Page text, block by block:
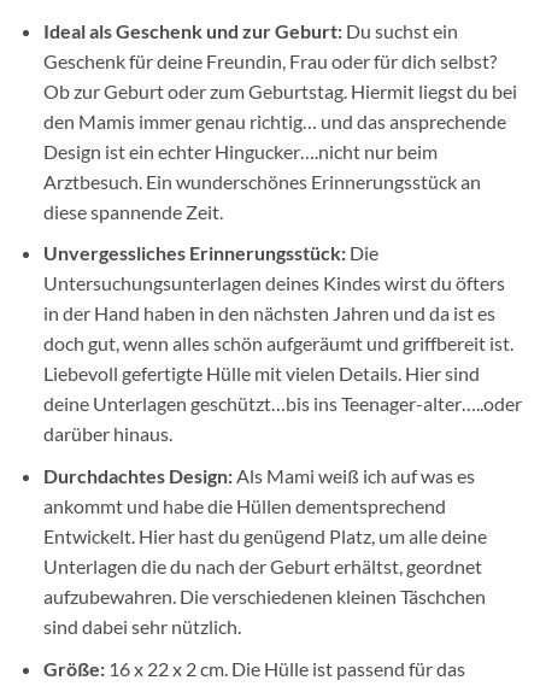
Ideal als Geschenk und zur Geburt:Du suchst ein
Geschenk für deine Freundin, Frau oder für dich selbst?
Ob zur Geburt oder zum Geburtstag. Hiermit liegst du bei
den Mamis immer genau richtig… und das ansprechende
Design ist ein echter Hingucker….nicht nur beim
Arztbesuch. Ein wunderschönes Erinnerungsstück an
diese spannende Zeit.
Unvergessliches Erinnerungsstück:Die
Untersuchungsunterlagen deines Kindes wirst du öfters
in der Hand haben in den nächsten Jahren und da ist es
doch gut, wenn alles schön aufgeräumt und griffbereit ist.
Liebevoll gefertigte Hülle mit vielen Details. Hier sind
deine Unterlagen geschützt…bis ins Teenager-alter…..oder
darüber hinaus.
Durchdachtes Design:Als Mami weiß ich auf was es
ankommt und habe die Hüllen dementsprechend
Entwickelt. Hier hast du genügend Platz, um alle deine
Unterlagen die du nach der Geburt erhältst, geordnet
aufzubewahren. Die verschiedenen kleinen Täschchen
sind dabei sehr nützlich.
Größe:16 x 22 x 2 cm. Die Hülle ist passend für das